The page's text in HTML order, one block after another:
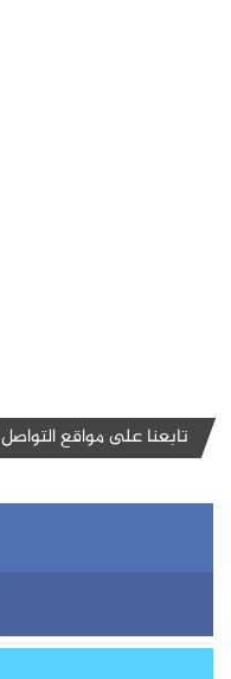
تابعنا على مواقع التواصل